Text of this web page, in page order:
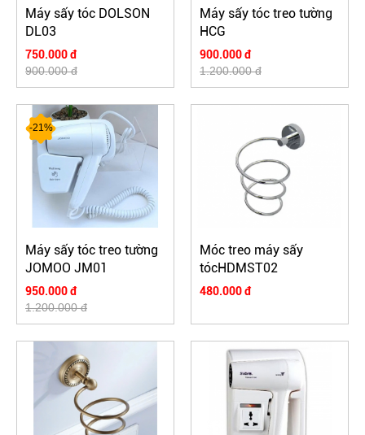
Máy sấy tóc DOLSON
DL03
750.000 đ
900.000 đ
Máy sấy tóc treo tường
HCG
900.000 đ
1.200.000 đ
-21%
Máy sấy tóc treo tường
JOMOO JM01
950.000 đ
1.200.000 đ
Móc treo máy sấy
tócHDMST02
480.000 đ